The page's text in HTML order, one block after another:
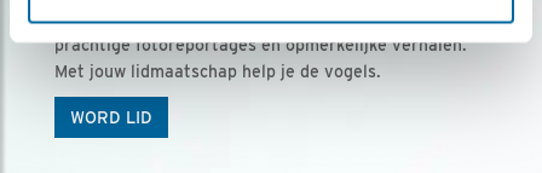
Vogels is het tijdschrift voor onze leden, met
prachtige fotoreportages en opmerkelijke verhalen.
Met jouw lidmaatschap help je de vogels.
WORD LID